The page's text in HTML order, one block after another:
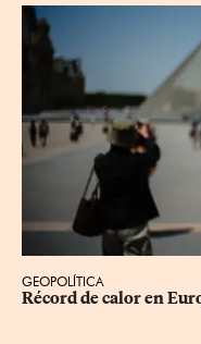
GEOPOLÍTICA
Récord de calor en